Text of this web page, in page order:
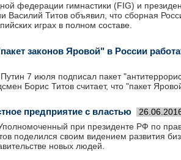
федерации гимнастики (FIG) и
Василий Титов объявил, что сборная
играх в полном составе.
законов Яровой" в России
7 июля подписал пакет
Борис Титов считает, что "пакет
предприятие с властью
при президенте РФ по
поделился своим видением развития
новых людей.